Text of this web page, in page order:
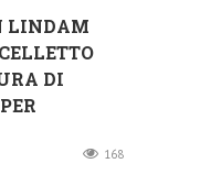
LINDAM
DI
168